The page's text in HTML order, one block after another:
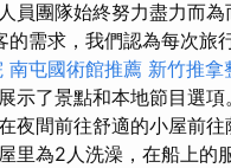
員團隊始終努力盡力而為
需求，我們認為每次旅
南屯國術館推薦 新竹推拿
示了景點和本地節目選
夜間前往舒適的小屋前往
里為2人洗澡，在船上的